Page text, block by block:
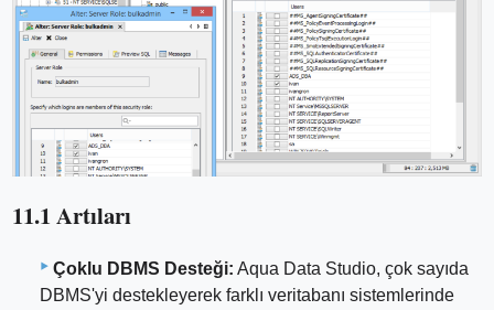
11.1 Artıları
Çoklu DBMS Desteği: Aqua Data Studio, çok sayıda
DBMS'yi destekleyerek farklı veritabanı sistemlerinde